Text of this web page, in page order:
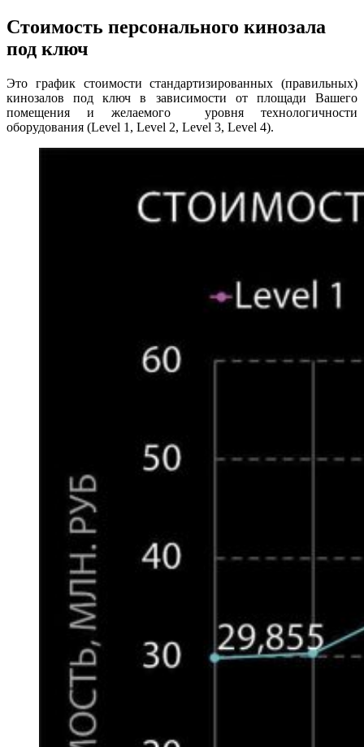
Стоимость персонального кинозала
под ключ
Это график стоимости стандартизированных (правильных)
кинозалов под ключ в зависимости от площади Вашего
помещения и желаемого уровня технологичности
оборудования (Level 1, Level 2, Level 3, Level 4).